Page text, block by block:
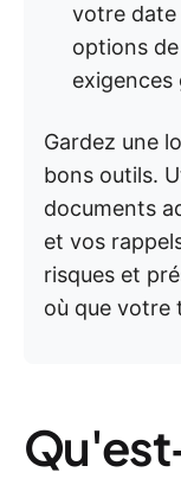
votre date
options
exigences
Gardez une
bons outils.
documents
et vos
risques et
où que votre